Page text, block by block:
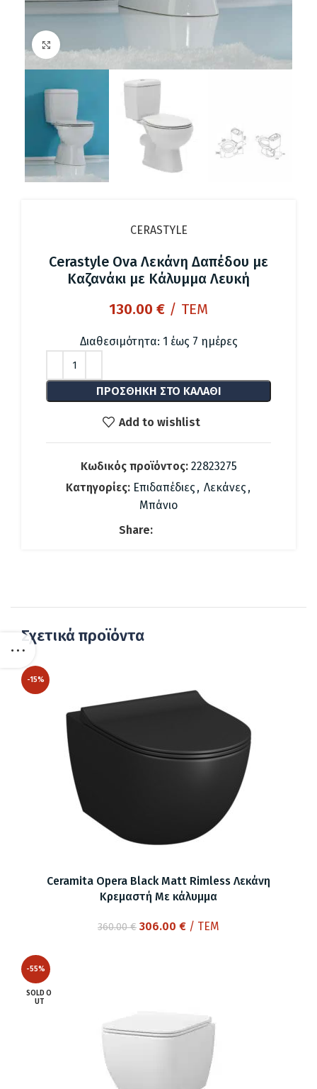
CERASTYLE
Cerastyle Ova Λεκάνη Δαπέδου με
Καζανάκι με Κάλυμμα Λευκή
130.00 € / ΤΕΜ
Διαθεσιμότητα: 1 έως 7 ημέρες
ΠΡΟΣΘΉΚΗ ΣΤΟ ΚΑΛΆΘΙ
Add to wishlist
Κωδικός προϊόντος: 22823275
Κατηγορίες: Επιδαπέδιες , Λεκάνες ,
Μπάνιο
Share:
Σχετικά προϊόντα
-15%
Ceramita Opera Black Matt Rimless Λεκάνη
Kρεμαστή Με κάλυμμα
360.00€ Original
306.00 €Η/ ΤΕΜ
-55%
SOLD O
UT